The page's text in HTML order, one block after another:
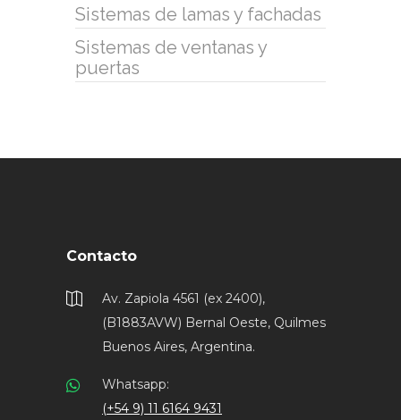
Sistemas de lamas y fachadas
Sistemas de ventanas y
puertas
Contacto
Av. Zapiola 4561 (ex 2400),
(B1883AVW) Bernal Oeste, Quilmes
Buenos Aires, Argentina.
Whatsapp:
(+54 9) 11 6164 9431